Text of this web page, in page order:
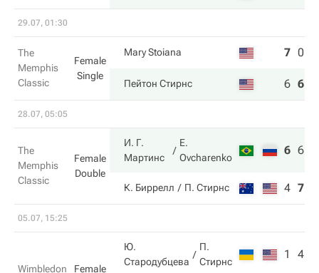
29.07, 01:30
The
Memphis
Classic
Female
Single
Mary Stoiana 7 0
Пейтон Стирнс 6 6
28.07, 05:05
The
Memphis
Classic
Female
Double
И. Г.
Мартинс
E.
Ovcharenko
6 6
К. Биррелл П. Стирнс 4 7
05.07, 15:25
Wimbledon
Female
Ю.
Стародубцева
П.
Стирнс
1 4